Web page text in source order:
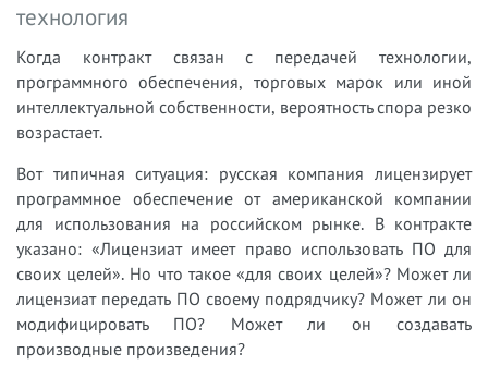
технология
Когда контракт связан с передачей технологии,
программного обеспечения, торговых марок или иной
интеллектуальной собственности, вероятность спора резко
возрастает.
Вот типичная ситуация: русская компания лицензирует
программное обеспечение от американской компании
для использования на российском рынке. В контракте
указано: «Лицензиат имеет право использовать ПО для
своих целей». Но что такое «для своих целей»? Может ли
лицензиат передать ПО своему подрядчику? Может ли он
модифицировать ПО? Может ли он создавать
производные произведения?